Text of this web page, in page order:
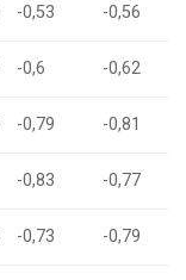
-0,53 -0,56
-0,6 -0,62
-0,79 -0,81
-0,83 -0,77
-0,73 -0,79